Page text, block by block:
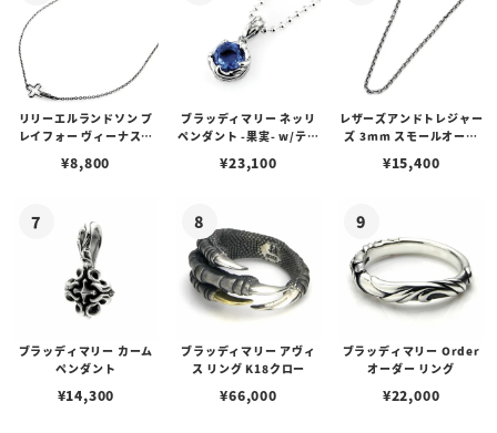
リリーエルランドソン プ
レイフォー ヴィーナスチ
¥8,800
ブラッディマリー ネッリ
ペンダント -果実- w/ティ
¥23,100
レザーズアンドトレジャー
ズ 3mm スモールオーバ
ブスタークラスプ＆LTロ
¥15,400
ブラッディマリー カーム
ペンダント
¥14,300
ブラッディマリー アヴィ
ス リング K18クロー
¥66,000
ブラッディマリー Order
オーダー リング
¥22,000